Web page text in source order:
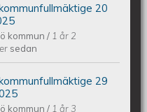
20 maj
20
kommun/ 1 år 2
sedan
29 april
29
kommun/ 1 år 3